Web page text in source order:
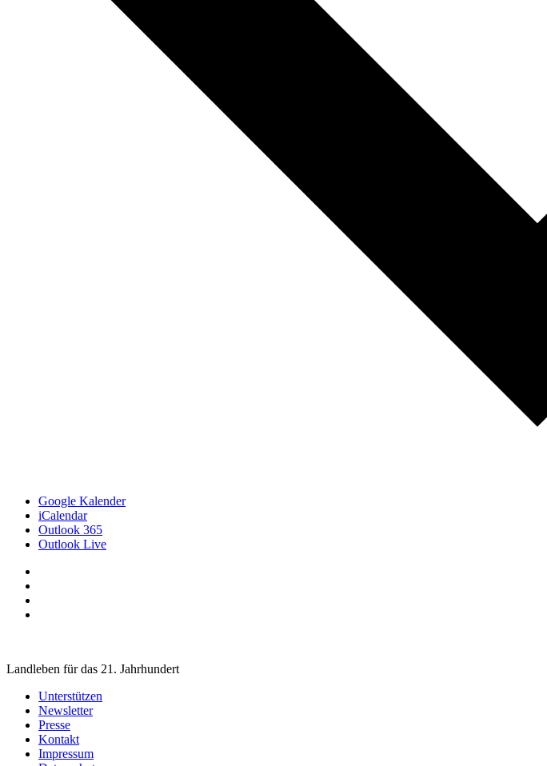
Google Kalender
iCalendar
Outlook 365
Outlook Live
Landleben für das 21. Jahrhundert
Unterstützen
Newsletter
Presse
Kontakt
Impressum